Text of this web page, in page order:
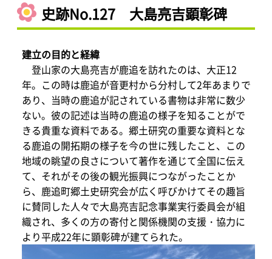
史跡No.127 大島亮吉顕彰碑
建立の目的と経緯
登山家の大島亮吉が鹿追を訪れたのは、大正12
年。この時は鹿追が音更村から分村して2年あまりで
あり、当時の鹿追が記されている書物は非常に数少
ない。彼の記述は当時の鹿追の様子を知ることがで
きる貴重な資料である。郷土研究の重要な資料とな
る鹿追の開拓期の様子を今の世に残したこと、この
地域の眺望の良さについて著作を通じて全国に伝え
て、それがその後の観光振興につながったことか
ら、鹿追町郷土史研究会が広く呼びかけてその趣旨
に賛同した人々で大島亮吉記念事業実行委員会が組
織され、多くの方の寄付と関係機関の支援・協力に
より平成22年に顕彰碑が建てられた。